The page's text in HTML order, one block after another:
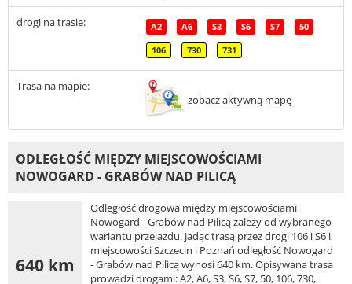
drogi na trasie: A2 A6 S3 S6 S7 50
106 730 731
Trasa na mapie:
zobacz aktywną mapę
ODLEGŁOŚĆ MIĘDZY MIEJSCOWOŚCIAMI
NOWOGARD - GRABÓW NAD PILICĄ
640 km
Odległość drogowa między miejscowościami
Nowogard - Grabów nad Pilicą zależy od wybranego
wariantu przejazdu. Jadąc trasą przez drogi 106 i S6 i
miejscowości Szczecin i Poznań odległość Nowogard
- Grabów nad Pilicą wynosi 640 km. Opisywana trasa
prowadzi drogami: A2, A6, S3, S6, S7, 50, 106, 730,